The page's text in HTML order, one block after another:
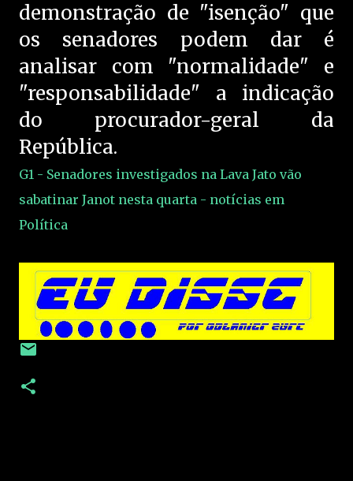
demonstração de "isenção" que
os senadores podem dar é
analisar com "normalidade" e
"responsabilidade" a indicação
do procurador-geral da
República.
G1 - Senadores investigados na Lava Jato vão
sabatinar Janot nesta quarta - notícias em
Política